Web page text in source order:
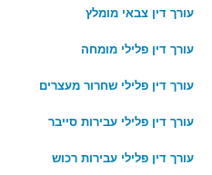
עורך דין צבאי מומלץ
עורך דין פלילי מומחה
עורך דין פלילי שחרור מעצרים
עורך דין פלילי עבירות סייבר
עורך דין פלילי עבירות רכוש